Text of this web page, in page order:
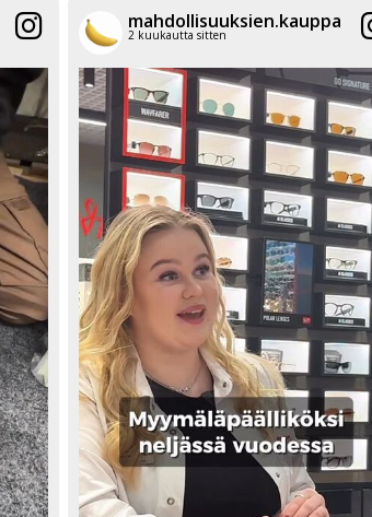
mahdollisuuksien.kauppa
2 kuukautta sitten